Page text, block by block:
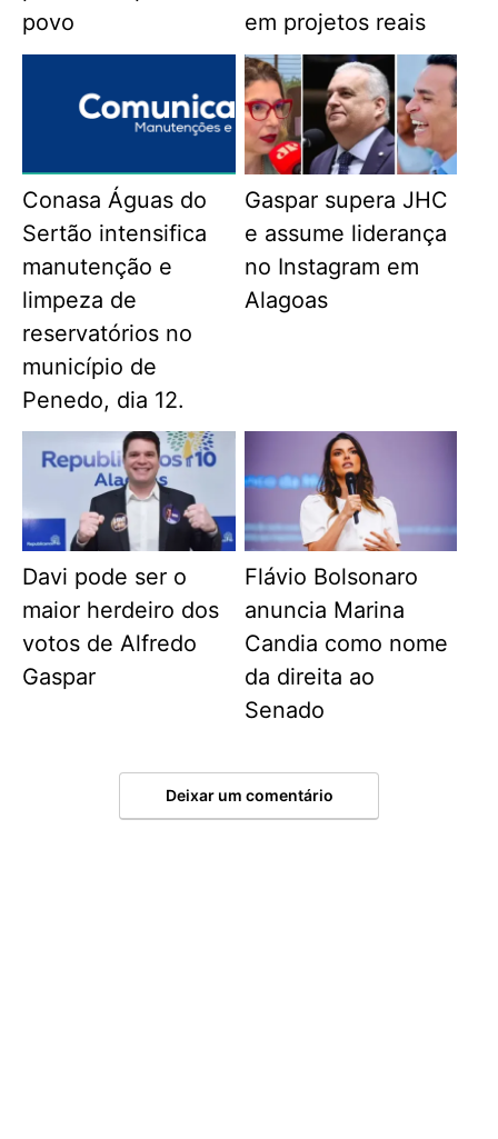
povo
em projetos reais
Conasa Águas do
Sertão intensifica
manutenção e
limpeza de
reservatórios no
município de
Penedo, dia 12.
Gaspar supera JHC
e assume liderança
no Instagram em
Alagoas
Davi pode ser o
maior herdeiro dos
votos de Alfredo
Gaspar
Flávio Bolsonaro
anuncia Marina
Candia como nome
da direita ao
Senado
Deixar um comentário